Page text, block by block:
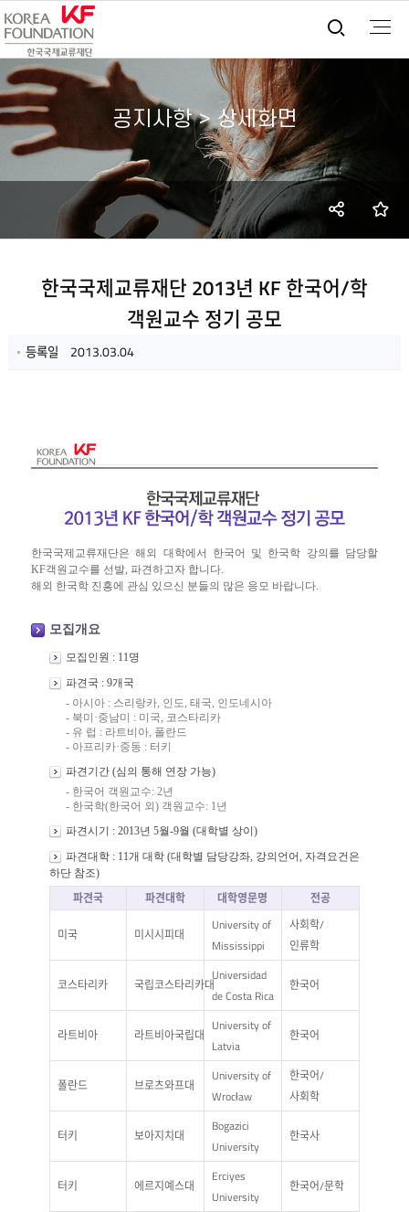
통합
공지사항 > 상세화면
SNS
한국국제교류재단 2013년 KF 한국어/학
객원교수 정기 공모
등록일 2013.03.04
한국국제교류재단은 해외 대학에서 한국어 및 한국학 강의를 담당할
KF객원교수를 선발, 파견하고자 합니다.
해외 한국학 진흥에 관심 있으신 분들의 많은 응모 바랍니다.
모집개요
모집인원 : 11명
파견국 : 9개국
- 아시아 : 스리랑카, 인도, 태국, 인도네시아
- 북미·중남미 : 미국, 코스타리카
- 유 럽 : 라트비아, 폴란드
- 아프리카·중동 : 터키
파견기간 (심의 통해 연장 가능)
- 한국어 객원교수: 2년
- 한국학(한국어 외) 객원교수: 1년
파견시기 : 2013년 5월-9월 (대학별 상이)
파견대학 : 11개 대학 (대학별 담당강좌, 강의언어, 자격요건은
하단 참조)
파견국 파견대학 대학영문명 전공
미국 미시시피대
University of
Mississippi
사회학/
인류학
코스타리카 국립코스타리카대
Universidad
de Costa Rica
한국어
라트비아 라트비아국립대
University of
Latvia
한국어
폴란드 브로츠와프대
University of
Wrocław
한국어/
사회학
터키 보아지치대
Bogazici
University
한국사
터키 에르지예스대
Erciyes
University
한국어/문학